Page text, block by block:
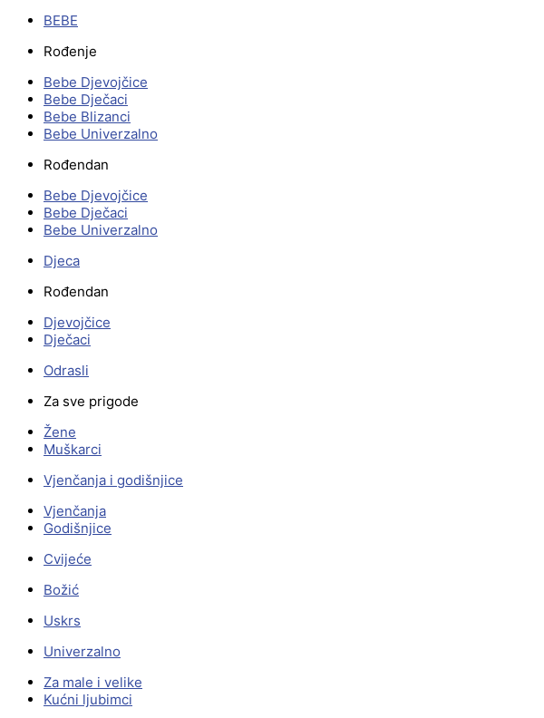
BEBE
Rođenje
Bebe Djevojčice
Bebe Dječaci
Bebe Blizanci
Bebe Univerzalno
Rođendan
Bebe Djevojčice
Bebe Dječaci
Bebe Univerzalno
Djeca
Rođendan
Djevojčice
Dječaci
Odrasli
Za sve prigode
Žene
Muškarci
Vjenčanja i godišnjice
Vjenčanja
Godišnjice
Cvijeće
Božić
Uskrs
Univerzalno
Za male i velike
Kućni ljubimci